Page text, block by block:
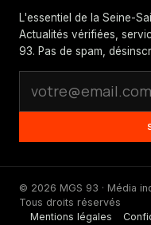
L'essentiel de la Seine-
Actualités vérifiées,
93. Pas de spam,
© 2026 MGS 93 · Média
Tous droits réservés
Mentions légales